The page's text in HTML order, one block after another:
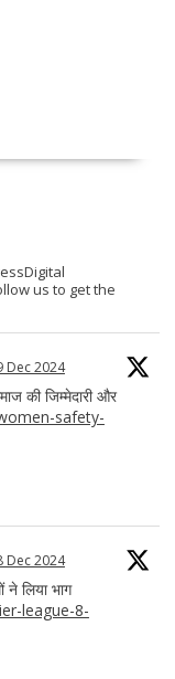
us to get the
Dec 2024
की जिम्मेदारी और
safety-
Dec 2024
ने लिया भाग
league-8-